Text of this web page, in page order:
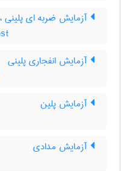
آزمایش ضربه ای پلینی
آزمایش انفجاری پلینی
آزمایش پلین
آزمایش مدادی